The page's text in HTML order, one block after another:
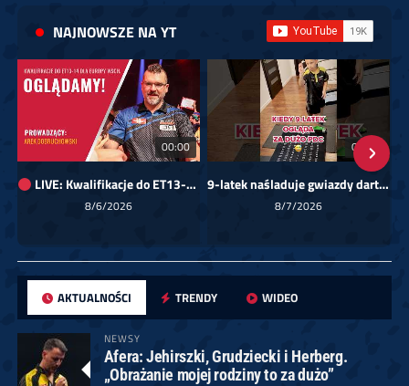
NAJNOWSZE NA YT
00:00
LIVE: Kwalifikacje do ET13-14 dla Europy Wschodniej
8/6/2026
01:08
9-latek naśladuje gwiazdy darta!
8/7/2026
AKTUALNOŚCI TRENDY WIDEO
NEWSY
Afera: Jehirszki, Grudziecki i Herberg.
„Obrażanie mojej rodziny to za dużo”